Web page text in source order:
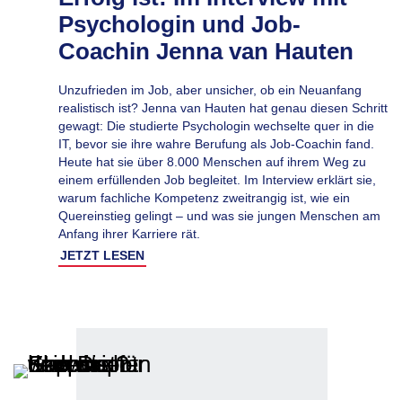
Psychologin und Job-
Coachin Jenna van Hauten
Unzufrieden im Job, aber unsicher, ob ein Neuanfang
realistisch ist? Jenna van Hauten hat genau diesen Schritt
gewagt: Die studierte Psychologin wechselte quer in die
IT, bevor sie ihre wahre Berufung als Job-Coachin fand.
Heute hat sie über 8.000 Menschen auf ihrem Weg zu
einem erfüllenden Job begleitet. Im Interview erklärt sie,
warum fachliche Kompetenz zweitrangig ist, wie ein
Quereinstieg gelingt – und was sie jungen Menschen am
Anfang ihrer Karriere rät.
JETZT LESEN